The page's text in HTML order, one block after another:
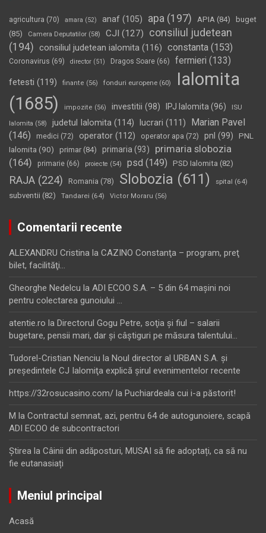
agricultura (70) amara (52) anaf (105) apa (197) APIA (84)
buget
(85)
Camera Deputatilor (58) CJI (127)
consiliul judetean
(194) consiliul judetean ialomita (116) constanta (153)
Coronavirus (69) director (51) Dragos Soare (66) fermieri (133)
fetesti (119) finante (56) fonduri europene (60)
Ialomita
(1685)
impozite (56) investitii (98) IPJ Ialomita (96) ISU
Ialomita (58) judetul Ialomita (114) lucrari (111)
Marian Pavel
(146)
medici (72) operator (112) operator apa (72) pnl (99)
PNL
Ialomita (90) primar(84) primaria (93)
primaria slobozia
(164)
primarie (66) proiecte (54) psd (149) PSD Ialomita (82)
RAJA (224) Romania (78) Slobozia (611) spital (64)
subventii (82) Tandarei (64) Victor Moraru (56)
Comentarii recente
ALEXANDRU Cristina la CAZINO Constanţa – program, preţ
bilet, facilităţi…
Gheorghe Nedelcu la ADI ECOO S.A. – 5 din 64 maşini noi
pentru colectarea gunoiului …
atentie.ro la Directorul Gogu Petre, soţia şi fiul – salarii
bugetare, pensii mari, dar şi câştiguri pe măsura talentului…
Tudorel-Cristian Nenciu la Noul director al URBAN S.A. şi
preşedintele CJ Ialomiţa explică şirul evenimentelor recente
https://32rosucasino.com/ la Puchiardeala cui i-a păstorit!
M la Contractul semnat, azi, pentru 64 de autogunoiere, scapă
ADI ECOO de subcontractori
Ştirea la Câinii din adăposturi, MUSAI să fie adoptați, ca să nu
fie eutanasiați
Meniul principal
Acasă